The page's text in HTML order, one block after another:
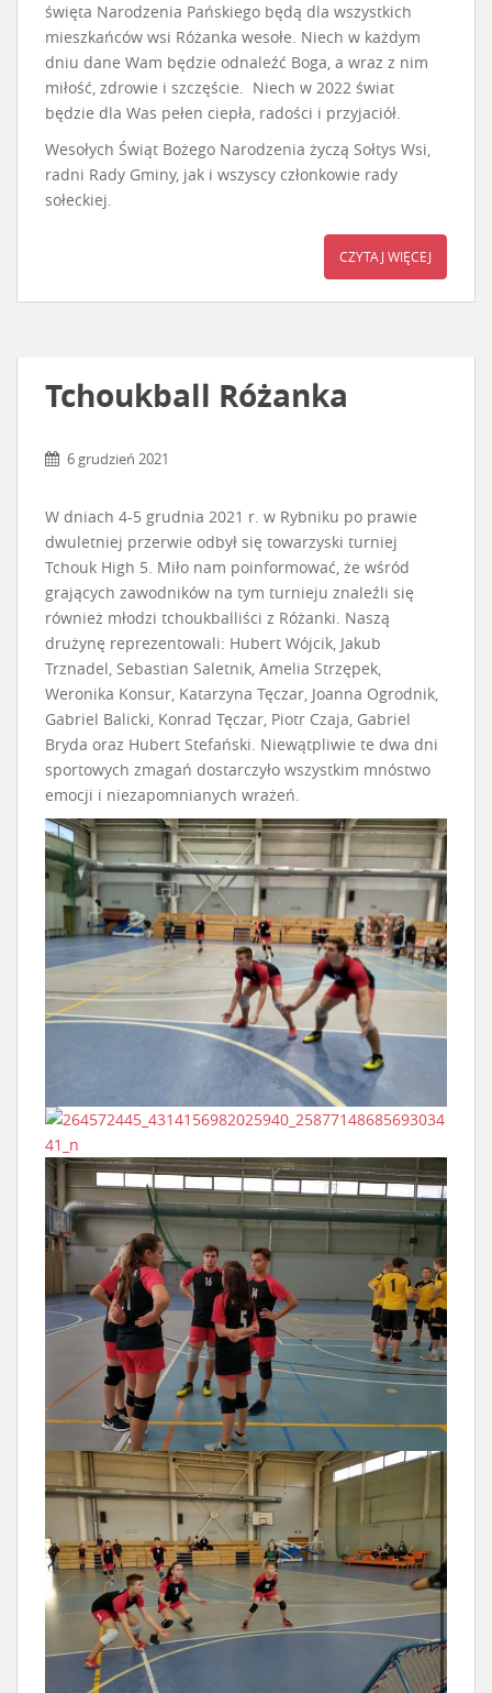
święta Narodzenia Pańskiego będą dla wszystkich
mieszkańców wsi Różanka wesołe. Niech w każdym
dniu dane Wam będzie odnaleźć Boga, a wraz z nim
miłość, zdrowie i szczęście. Niech w 2022 świat
będzie dla Was pełen ciepła, radości i przyjaciół.
Wesołych Świąt Bożego Narodzenia życzą Sołtys Wsi,
radni Rady Gminy, jak i wszyscy członkowie rady
sołeckiej.
CZYTAJ WIĘCEJ
Tchoukball Różanka
6 grudzień 2021
W dniach 4-5 grudnia 2021 r. w Rybniku po prawie
dwuletniej przerwie odbył się towarzyski turniej
Tchouk High 5. Miło nam poinformować, że wśród
grających zawodników na tym turnieju znaleźli się
również młodzi tchoukballiści z Różanki. Naszą
drużynę reprezentowali: Hubert Wójcik, Jakub
Trznadel, Sebastian Saletnik, Amelia Strzępek,
Weronika Konsur, Katarzyna Tęczar, Joanna Ogrodnik,
Gabriel Balicki, Konrad Tęczar, Piotr Czaja, Gabriel
Bryda oraz Hubert Stefański. Niewątpliwie te dwa dni
sportowych zmagań dostarczyło wszystkim mnóstwo
emocji i niezapomnianych wrażeń.